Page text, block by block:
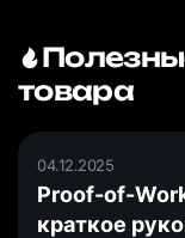
товара
04.12.2025
Proof-of-
краткое